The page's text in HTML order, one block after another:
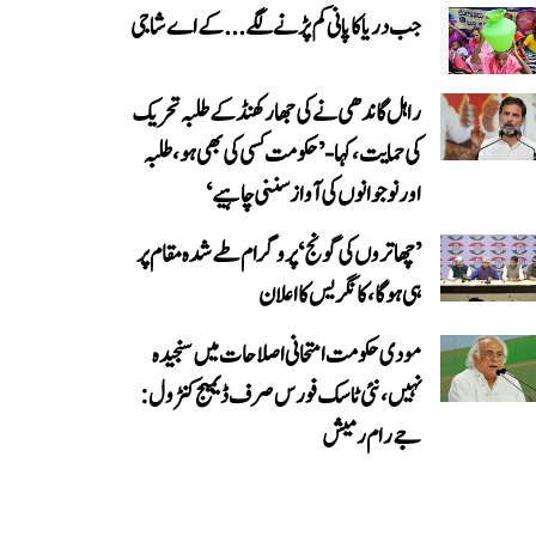
جب دریا کا پانی کم پڑنے لگے...کے اے شاجی
راہل گاندھی نے کی جھارکھنڈ کے طلبہ تحریک
کی حمایت، کہا- ’حکومت کسی کی بھی ہو، طلبہ
اور نوجوانوں کی آواز سننی چاہیے‘
’چھاتروں کی گونج‘ پروگرام طے شدہ مقام پر
ہی ہوگا، کانگریس کا اعلان
مودی حکومت امتحانی اصلاحات میں سنجیدہ
نہیں، نئی ٹاسک فورس صرف ڈیمیج کنٹرول:
جے رام رمیش